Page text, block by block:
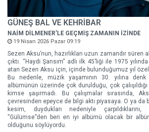
GÜNEŞ BAL VE KEHRİBAR
NAİM DİLMENER'LE GEÇMİŞ ZAMANIN İZİNDE
19 Nisan 2026 Pazar 09:19
Sezen Aksu’nun, hazırlıkları uzun zamandır süren
çıktı. “Haydi Şansım” adlı ilk 45’liği ile 1975
atan Sezen Aksu için, içinde bulunduğumuz yıl
Bu nedenle, müzik yaşamının 30. yılına
albümünün üzerinde çok durulduğu, çok
kimse şaşırmadı. Bu çalışmalar sırasında,
çevresinden epeyce de bilgi aktı piyasaya. O ya da
kesim, duydukları nedeniyle
“Gülümse”den beri en iyi albümü olacak bir
olduğunu söylüyordu.